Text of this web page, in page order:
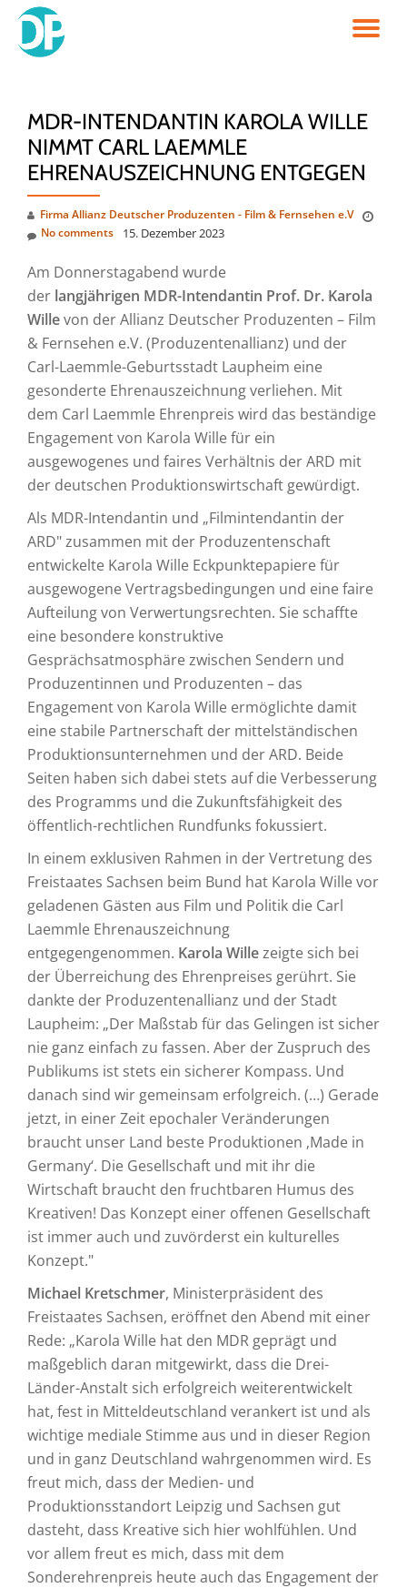
Skip
MDR-INTENDANTIN KAROLA WILLE
NIMMT CARL LAEMMLE
EHRENAUSZEICHNUNG ENTGEGEN
Firma Allianz Deutscher Produzenten - Film & Fernsehen e.V
15. Dezember 2023
No comments
Am Donnerstagabend wurde
der langjährigen MDR-Intendantin Prof. Dr. Karola
Willevon der Allianz Deutscher Produzenten – Film
& Fernsehen e.V. (Produzentenallianz) und der
Carl-Laemmle-Geburtsstadt Laupheim eine
gesonderte Ehrenauszeichnung verliehen. Mit
dem Carl Laemmle Ehrenpreis wird das beständige
Engagement von Karola Wille für ein
ausgewogenes und faires Verhältnis der ARD mit
der deutschen Produktionswirtschaft gewürdigt.
Als MDR-Intendantin und „Filmintendantin der
ARD" zusammen mit der Produzentenschaft
entwickelte Karola Wille Eckpunktepapiere für
ausgewogene Vertragsbedingungen und eine faire
Aufteilung von Verwertungsrechten. Sie schaffte
eine besondere konstruktive
Gesprächsatmosphäre zwischen Sendern und
Produzentinnen und Produzenten – das
Engagement von Karola Wille ermöglichte damit
eine stabile Partnerschaft der mittelständischen
Produktionsunternehmen und der ARD. Beide
Seiten haben sich dabei stets auf die Verbesserung
des Programms und die Zukunftsfähigkeit des
öffentlich-rechtlichen Rundfunks fokussiert.
In einem exklusiven Rahmen in der Vertretung des
Freistaates Sachsen beim Bund hat Karola Wille vor
geladenen Gästen aus Film und Politik die Carl
Laemmle Ehrenauszeichnung
entgegengenommen. Karola Willezeigte sich bei
der Überreichung des Ehrenpreises gerührt. Sie
dankte der Produzentenallianz und der Stadt
Laupheim: „Der Maßstab für das Gelingen ist sicher
nie ganz einfach zu fassen. Aber der Zuspruch des
Publikums ist stets ein sicherer Kompass. Und
danach sind wir gemeinsam erfolgreich. (…) Gerade
jetzt, in einer Zeit epochaler Veränderungen
braucht unser Land beste Produktionen ‚Made in
Germany‘. Die Gesellschaft und mit ihr die
Wirtschaft braucht den fruchtbaren Humus des
Kreativen! Das Konzept einer offenen Gesellschaft
ist immer auch und zuvörderst ein kulturelles
Konzept."
Michael Kretschmer, Ministerpräsident des
Freistaates Sachsen, eröffnet den Abend mit einer
Rede: „Karola Wille hat den MDR geprägt und
maßgeblich daran mitgewirkt, dass die Drei-
Länder-Anstalt sich erfolgreich weiterentwickelt
hat, fest in Mitteldeutschland verankert ist und als
wichtige mediale Stimme aus und in dieser Region
und in ganz Deutschland wahrgenommen wird. Es
freut mich, dass der Medien- und
Produktionsstandort Leipzig und Sachsen gut
dasteht, dass Kreative sich hier wohlfühlen. Und
vor allem freut es mich, dass mit dem
Sonderehrenpreis heute auch das Engagement der